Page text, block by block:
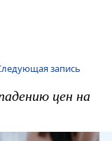
запись
цен на